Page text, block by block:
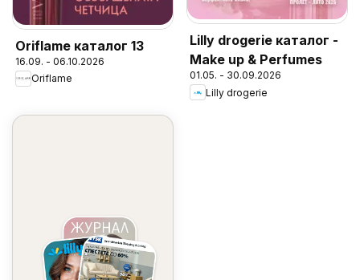
Oriflame каталог 13
16.09. - 06.10.2026
Oriflame
Lilly drogerie каталог -
Make up & Perfumes
01.05. - 30.09.2026
Lilly drogerie